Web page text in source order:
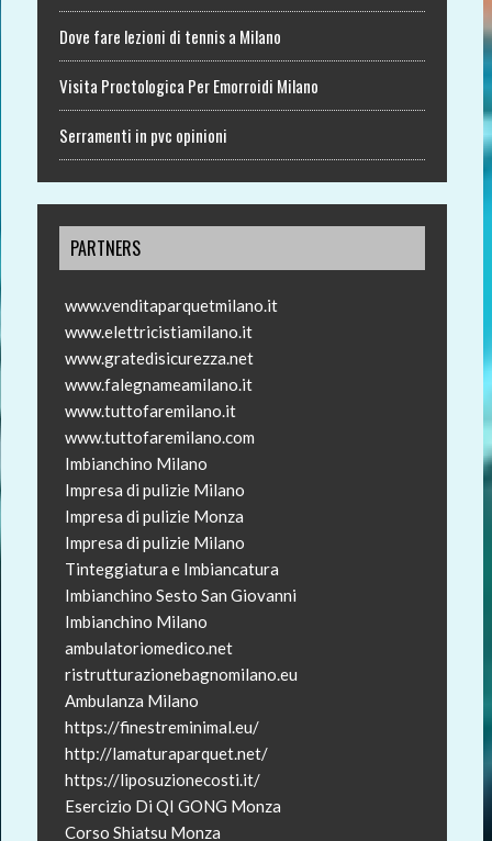
Dove fare lezioni di tennis a Milano
Visita Proctologica Per Emorroidi Milano
Serramenti in pvc opinioni
PARTNERS
www.venditaparquetmilano.it
www.elettricistiamilano.it
www.gratedisicurezza.net
www.falegnameamilano.it
www.tuttofaremilano.it
www.tuttofaremilano.com
Imbianchino Milano
Impresa di pulizie Milano
Impresa di pulizie Monza
Impresa di pulizie Milano
Tinteggiatura e Imbiancatura
Imbianchino Sesto San Giovanni
Imbianchino Milano
ambulatoriomedico.net
ristrutturazionebagnomilano.eu
Ambulanza Milano
https://finestreminimal.eu/
http://lamaturaparquet.net/
https://liposuzionecosti.it/
Esercizio Di QI GONG Monza
Corso Shiatsu Monza